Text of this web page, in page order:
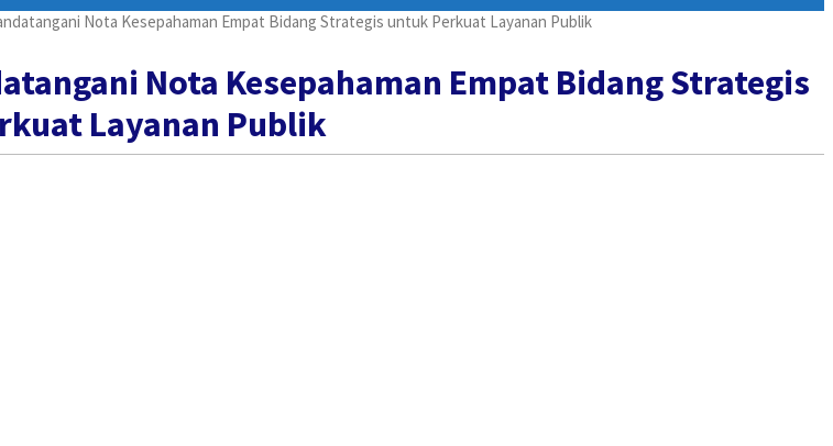
Nota Kesepahaman Empat Bidang Strategis untuk Perkuat Layanan Publik
Nota Kesepahaman Empat Bidang Strategis
Layanan Publik